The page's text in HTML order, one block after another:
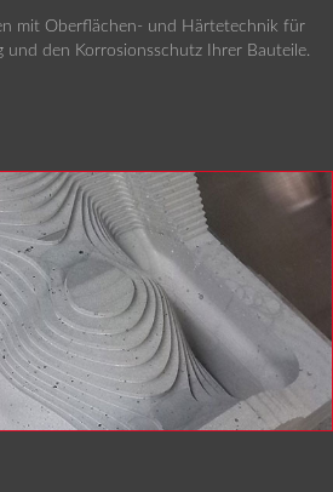
mit Oberflächen- und Härtetechnik für
und den Korrosionsschutz Ihrer Bauteile.